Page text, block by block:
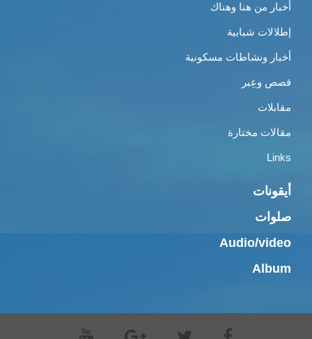
أخبار من هنا وهناك
إطلالات شبابية
أخبار ونشاطات مسكونية
قصص وعِبر
مقابلات
مقالات مختارة
Links
أيقونات
صلوات
Audio/video
Album